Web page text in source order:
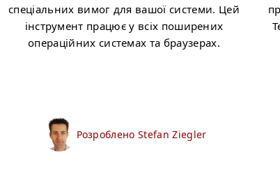
спеціальних вимог для вашої системи. Цей
інструмент працює у всіх поширених
операційних системах та браузерах.
Розроблено Stefan Ziegler